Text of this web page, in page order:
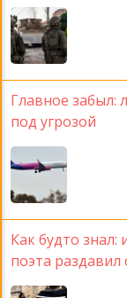
Главное забыл:
под угрозой
Как будто знал:
поэта